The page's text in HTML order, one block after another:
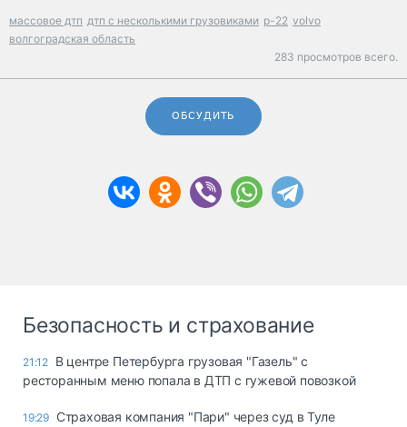
массовое дтп дтп с несколькими грузовиками р-22 volvo
волгоградская область
283 просмотров всего.
ОБСУДИТЬ
Безопасность и страхование
21:12 В центре Петербурга грузовая "Газель" с
ресторанным меню попала в ДТП с гужевой повозкой
19:29 Страховая компания "Пари" через суд в Туле